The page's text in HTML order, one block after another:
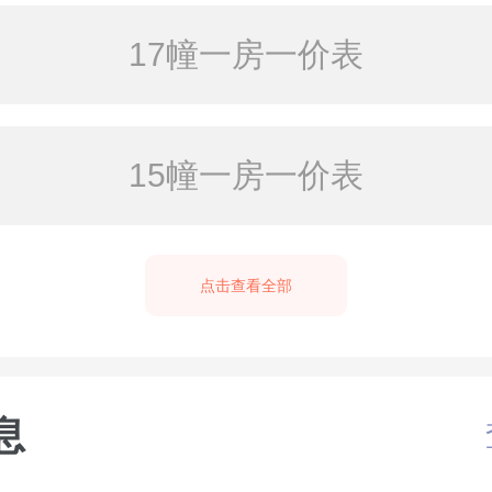
17幢一房一价表
15幢一房一价表
点击查看全部